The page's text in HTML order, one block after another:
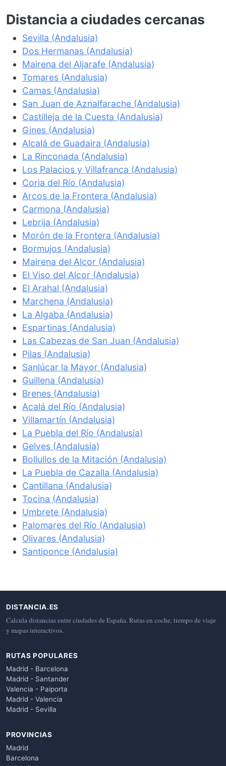
Distancia a ciudades cercanas
Sevilla (Andalusia)
Dos Hermanas (Andalusia)
Mairena del Aljarafe (Andalusia)
Tomares (Andalusia)
Camas (Andalusia)
San Juan de Aznalfarache (Andalusia)
Castilleja de la Cuesta (Andalusia)
Gines (Andalusia)
Alcalá de Guadaira (Andalusia)
La Rinconada (Andalusia)
Los Palacios y Villafranca (Andalusia)
Coria del Río (Andalusia)
Arcos de la Frontera (Andalusia)
Carmona (Andalusia)
Lebrija (Andalusia)
Morón de la Frontera (Andalusia)
Bormujos (Andalusia)
Mairena del Alcor (Andalusia)
El Viso del Alcor (Andalusia)
El Arahal (Andalusia)
Marchena (Andalusia)
La Algaba (Andalusia)
Espartinas (Andalusia)
Las Cabezas de San Juan (Andalusia)
Pilas (Andalusia)
Sanlúcar la Mayor (Andalusia)
Guillena (Andalusia)
Brenes (Andalusia)
Acalá del Río (Andalusia)
Villamartín (Andalusia)
La Puebla del Río (Andalusia)
Gelves (Andalusia)
Bollullos de la Mitación (Andalusia)
La Puebla de Cazalla (Andalusia)
Cantillana (Andalusia)
Tocina (Andalusia)
Umbrete (Andalusia)
Palomares del Río (Andalusia)
Olivares (Andalusia)
Santiponce (Andalusia)
DISTANCIA.ES
Calcula distancias entre ciudades de España. Rutas en coche, tiempo de viaje
y mapas interactivos.
RUTAS POPULARES
Madrid - Barcelona
Madrid - Santander
Valencia - Paiporta
Madrid - Valencia
Madrid - Sevilla
PROVINCIAS
Madrid
Barcelona